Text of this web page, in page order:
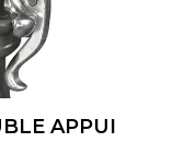
APPUI